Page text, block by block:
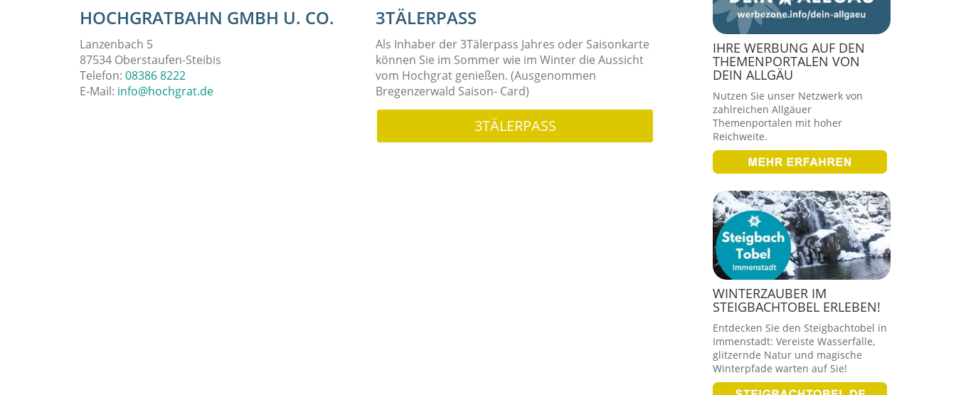
HOCHGRATBAHN GMBH U. CO.
Lanzenbach 5
87534 Oberstaufen-Steibis
Telefon:08386 8222
E-Mail: info@hochgrat.de
3TÄLERPASS
Als Inhaber der 3Tälerpass Jahres oder Saisonkarte
können Sie im Sommer wie im Winter die Aussicht
vom Hochgrat genießen. (Ausgenommen
Bregenzerwald Saison- Card)
3TÄLERPASS
IHRE WERBUNG AUF DEN
THEMENPORTALEN VON
DEIN ALLGÄU
Nutzen Sie unser Netzwerk von
zahlreichen Allgäuer
Themenportalen mit hoher
Reichweite.
WINTERZAUBER IM
STEIGBACHTOBEL ERLEBEN!
Entdecken Sie den Steigbachtobel in
Immenstadt: Vereiste Wasserfälle,
glitzernde Natur und magische
Winterpfade warten auf Sie!